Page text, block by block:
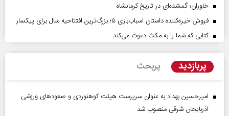
خاوران؛ گمشده‌ای در تاریخ کرمانشاه
فروش خیره‌کننده داستان اسباب‌بازی ۵؛ بزرگ‌ترین افتتاحیه سال برای پیکسار
کتابی که شما را به مکث دعوت می‌کند
پربازدید پربحث
امیرحسین بهداد به عنوان سرپرست هیئت کوهنوردی و صعودهای ورزشی
آذربایجان شرقی منصوب شد